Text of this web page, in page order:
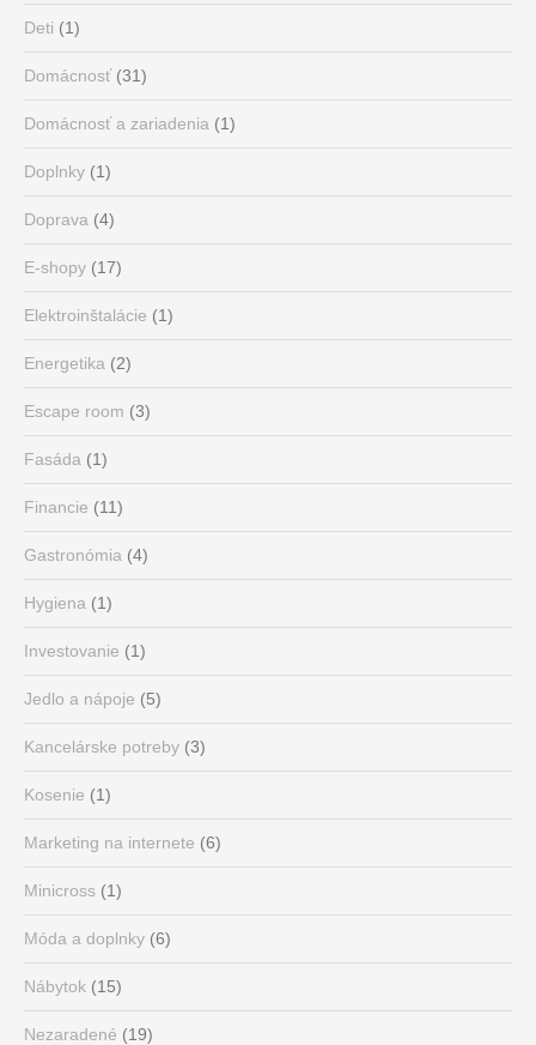
Deti (1)
Domácnosť(31)
Domácnosť a zariadenia (1)
Doplnky (1)
Doprava (4)
E-shopy (17)
Elektroinštalácie (1)
Energetika (2)
Escape room (3)
Fasáda (1)
Financie (11)
Gastronómia (4)
Hygiena (1)
Investovanie (1)
Jedlo a nápoje (5)
Kancelárske potreby (3)
Kosenie (1)
Marketing na internete (6)
Minicross (1)
Móda a doplnky (6)
Nábytok (15)
Nezaradené (19)